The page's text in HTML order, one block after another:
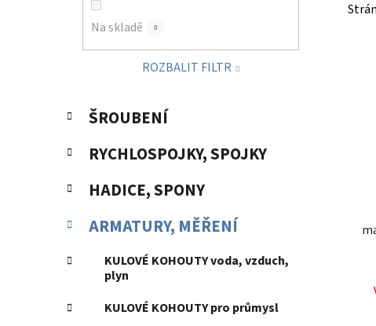
l
Na skladě 0
ROZBALIT FILTR
Přeskočit
kategorie
K
a
t
e
o
i
ŠROUBENÍ
RYCHLOSPOJKY, SPOJKY
HADICE, SPONY
ARMATURY, MĚŘENÍ
KULOVÉ KOHOUTY voda, vzduch,
plyn
KULOVÉ KOHOUTY pro průmysl